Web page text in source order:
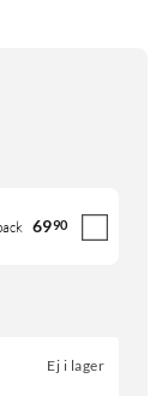
6990
Ej i lager